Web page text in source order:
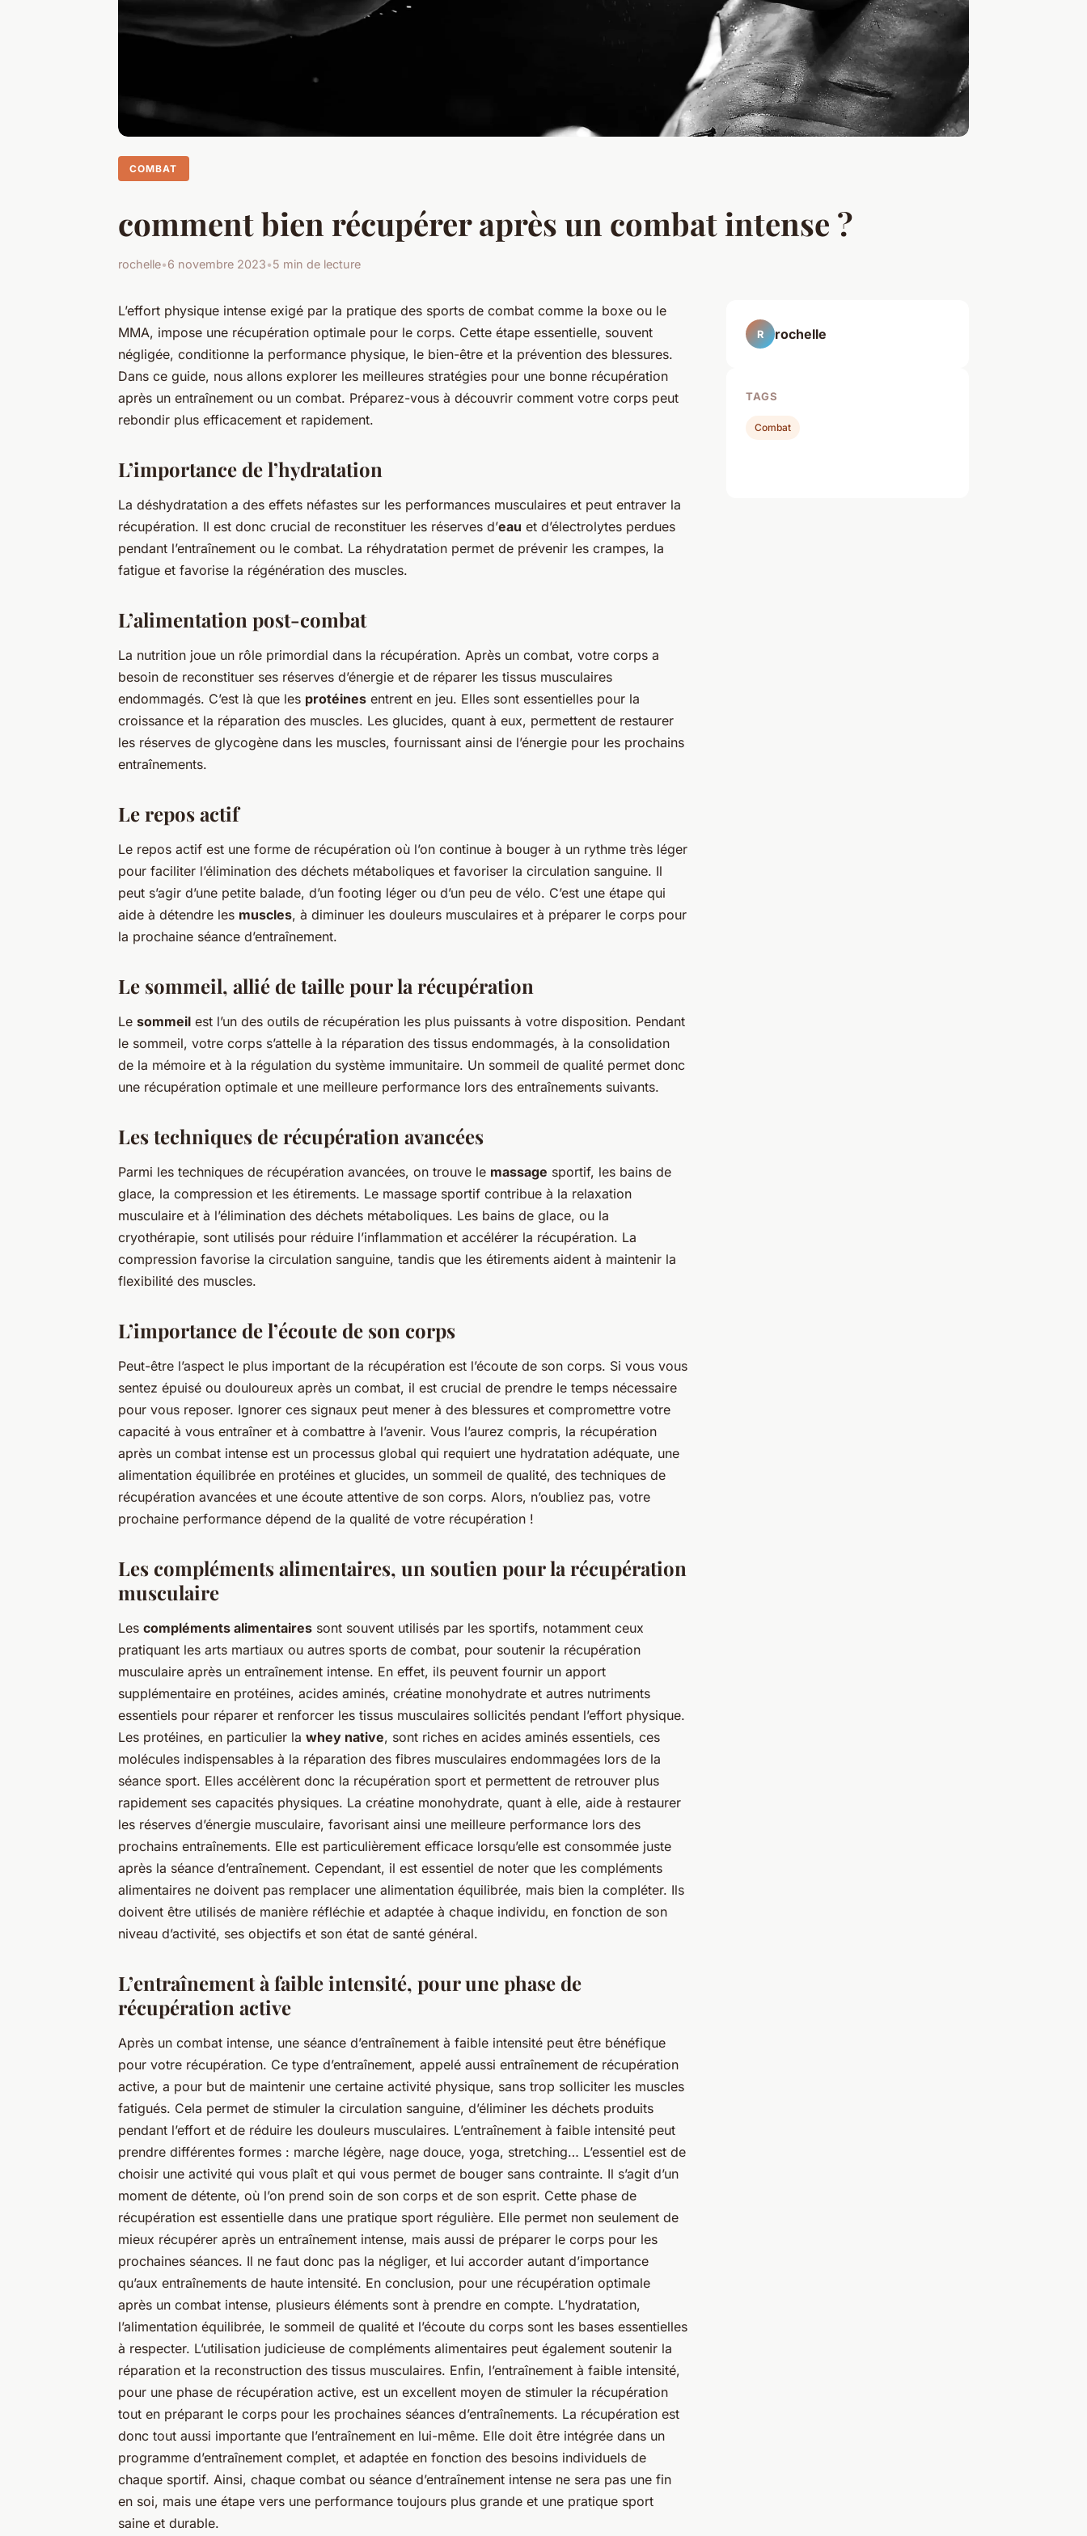
COMBAT
comment bien récupérer après un combat intense ?
rochelle•6 novembre 2023•5 min de lecture
L’effort physique intense exigé par la pratique des sports de combat comme la boxe ou le
MMA, impose une récupération optimale pour le corps. Cette étape essentielle, souvent
négligée, conditionne la performance physique, le bien-être et la prévention des blessures.
Dans ce guide, nous allons explorer les meilleures stratégies pour une bonne récupération
après un entraînement ou un combat. Préparez-vous à découvrir comment votre corps peut
rebondir plus efficacement et rapidement.
L’importance de l’hydratation
La déshydratation a des effets néfastes sur les performances musculaires et peut entraver la
récupération. Il est donc crucial de reconstituer les réserves d’eau et d’électrolytes perdues
pendant l’entraînement ou le combat. La réhydratation permet de prévenir les crampes, la
fatigue et favorise la régénération des muscles.
L’alimentation post-combat
La nutrition joue un rôle primordial dans la récupération. Après un combat, votre corps a
besoin de reconstituer ses réserves d’énergie et de réparer les tissus musculaires
endommagés. C’est là que les protéines entrent en jeu. Elles sont essentielles pour la
croissance et la réparation des muscles. Les glucides, quant à eux, permettent de restaurer
les réserves de glycogène dans les muscles, fournissant ainsi de l’énergie pour les prochains
entraînements.
Le repos actif
Le repos actif est une forme de récupération où l’on continue à bouger à un rythme très léger
pour faciliter l’élimination des déchets métaboliques et favoriser la circulation sanguine. Il
peut s’agir d’une petite balade, d’un footing léger ou d’un peu de vélo. C’est une étape qui
aide à détendre les muscles, à diminuer les douleurs musculaires et à préparer le corps pour
la prochaine séance d’entraînement.
Le sommeil, allié de taille pour la récupération
Le sommeil est l’un des outils de récupération les plus puissants à votre disposition. Pendant
le sommeil, votre corps s’attelle à la réparation des tissus endommagés, à la consolidation
de la mémoire et à la régulation du système immunitaire. Un sommeil de qualité permet donc
une récupération optimale et une meilleure performance lors des entraînements suivants.
Les techniques de récupération avancées
Parmi les techniques de récupération avancées, on trouve le massage sportif, les bains de
glace, la compression et les étirements. Le massage sportif contribue à la relaxation
musculaire et à l’élimination des déchets métaboliques. Les bains de glace, ou la
cryothérapie, sont utilisés pour réduire l’inflammation et accélérer la récupération. La
compression favorise la circulation sanguine, tandis que les étirements aident à maintenir la
flexibilité des muscles.
L’importance de l’écoute de son corps
Peut-être l’aspect le plus important de la récupération est l’écoute de son corps. Si vous vous
sentez épuisé ou douloureux après un combat, il est crucial de prendre le temps nécessaire
pour vous reposer. Ignorer ces signaux peut mener à des blessures et compromettre votre
capacité à vous entraîner et à combattre à l’avenir. Vous l’aurez compris, la récupération
après un combat intense est un processus global qui requiert une hydratation adéquate, une
alimentation équilibrée en protéines et glucides, un sommeil de qualité, des techniques de
récupération avancées et une écoute attentive de son corps. Alors, n’oubliez pas, votre
prochaine performance dépend de la qualité de votre récupération !
Les compléments alimentaires, un soutien pour la récupération
musculaire
Les compléments alimentaires sont souvent utilisés par les sportifs, notamment ceux
pratiquant les arts martiaux ou autres sports de combat, pour soutenir la récupération
musculaire après un entraînement intense. En effet, ils peuvent fournir un apport
supplémentaire en protéines, acides aminés, créatine monohydrate et autres nutriments
essentiels pour réparer et renforcer les tissus musculaires sollicités pendant l’effort physique.
Les protéines, en particulier la whey native, sont riches en acides aminés essentiels, ces
molécules indispensables à la réparation des fibres musculaires endommagées lors de la
séance sport. Elles accélèrent donc la récupération sport et permettent de retrouver plus
rapidement ses capacités physiques. La créatine monohydrate, quant à elle, aide à restaurer
les réserves d’énergie musculaire, favorisant ainsi une meilleure performance lors des
prochains entraînements. Elle est particulièrement efficace lorsqu’elle est consommée juste
après la séance d’entraînement. Cependant, il est essentiel de noter que les compléments
alimentaires ne doivent pas remplacer une alimentation équilibrée, mais bien la compléter. Ils
doivent être utilisés de manière réfléchie et adaptée à chaque individu, en fonction de son
niveau d’activité, ses objectifs et son état de santé général.
L’entraînement à faible intensité, pour une phase de
récupération active
Après un combat intense, une séance d’entraînement à faible intensité peut être bénéfique
pour votre récupération. Ce type d’entraînement, appelé aussi entraînement de récupération
active, a pour but de maintenir une certaine activité physique, sans trop solliciter les muscles
fatigués. Cela permet de stimuler la circulation sanguine, d’éliminer les déchets produits
pendant l’effort et de réduire les douleurs musculaires. L’entraînement à faible intensité peut
prendre différentes formes : marche légère, nage douce, yoga, stretching… L’essentiel est de
choisir une activité qui vous plaît et qui vous permet de bouger sans contrainte. Il s’agit d’un
moment de détente, où l’on prend soin de son corps et de son esprit. Cette phase de
récupération est essentielle dans une pratique sport régulière. Elle permet non seulement de
mieux récupérer après un entraînement intense, mais aussi de préparer le corps pour les
prochaines séances. Il ne faut donc pas la négliger, et lui accorder autant d’importance
qu’aux entraînements de haute intensité. En conclusion, pour une récupération optimale
après un combat intense, plusieurs éléments sont à prendre en compte. L’hydratation,
l’alimentation équilibrée, le sommeil de qualité et l’écoute du corps sont les bases essentielles
à respecter. L’utilisation judicieuse de compléments alimentaires peut également soutenir la
réparation et la reconstruction des tissus musculaires. Enfin, l’entraînement à faible intensité,
pour une phase de récupération active, est un excellent moyen de stimuler la récupération
tout en préparant le corps pour les prochaines séances d’entraînements. La récupération est
donc tout aussi importante que l’entraînement en lui-même. Elle doit être intégrée dans un
programme d’entraînement complet, et adaptée en fonction des besoins individuels de
chaque sportif. Ainsi, chaque combat ou séance d’entraînement intense ne sera pas une fin
en soi, mais une étape vers une performance toujours plus grande et une pratique sport
saine et durable.
R rochelle
TAGS
Combat